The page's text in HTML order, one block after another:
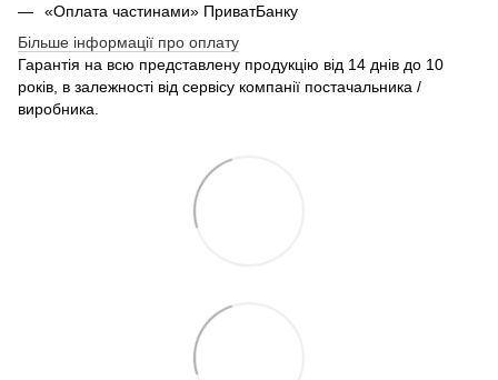
«Оплата частинами» ПриватБанку
Більше інформації про оплату
Гарантія на всю представлену продукцію від 14 днів до 10
років, в залежності від сервісу компанії постачальника /
виробника.